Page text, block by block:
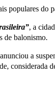
populares do
, a
de balonismo.
a
considerada